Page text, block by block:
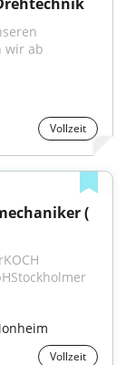
wir ab
Vollzeit
(
Vollzeit